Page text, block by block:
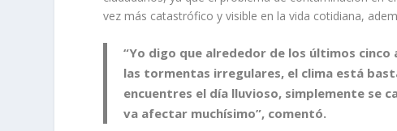
vez más catastrófico y visible en la vida cotidiana,
“Yo digo que alrededor de los últimos
las tormentas irregulares, el clima está
encuentres el día lluvioso, simplemente se
va afectar muchísimo”, comentó.